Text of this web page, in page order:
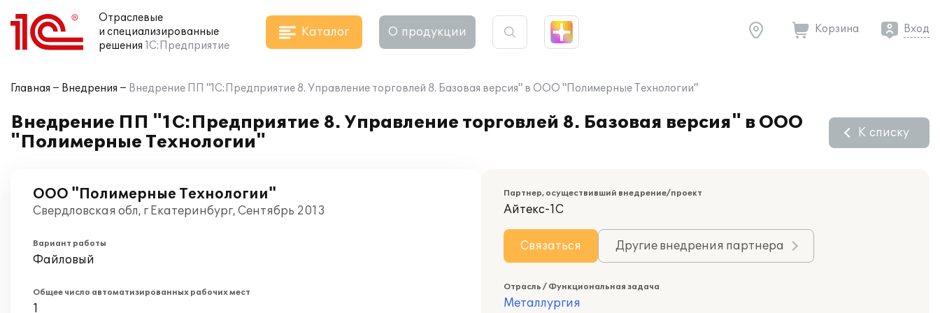
Отраслевые
и специализированные
решения 1С:Предприятие
Каталог О продукции Корзина Вход
Главная Внедрения Внедрение ПП "1С:Предприятие 8. Управление торговлей 8. Базовая версия" в ООО "Полимерные Технологии"
Внедрение ПП "1С:Предприятие 8. Управление торговлей 8. Базовая версия" в ООО
"Полимерные Технологии"
К списку
ООО "Полимерные Технологии"
Свердловская обл, г Екатеринбург, Сентябрь 2013
Вариант работы
Файловый
Общее число автоматизированных рабочих мест
1
Партнер, осуществивший внедрение/проект
Айтекс-1С
Связаться Другие внедрения партнера
Отрасль / Функциональная задача
Металлургия